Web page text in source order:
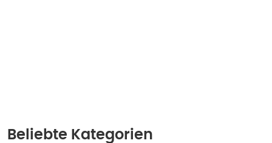
Beliebte Kategorien